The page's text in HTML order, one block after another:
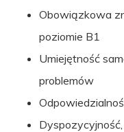
Obowiązkowa
poziomie B1
Umiejętność
problemów